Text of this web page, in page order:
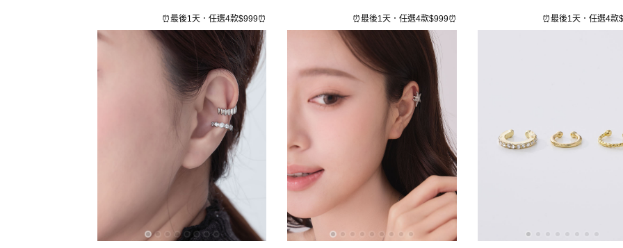
⏰最後1天．任選4款$999⏰ ⏰最後1天．任選4款$999⏰ ⏰最後1天．任選4款